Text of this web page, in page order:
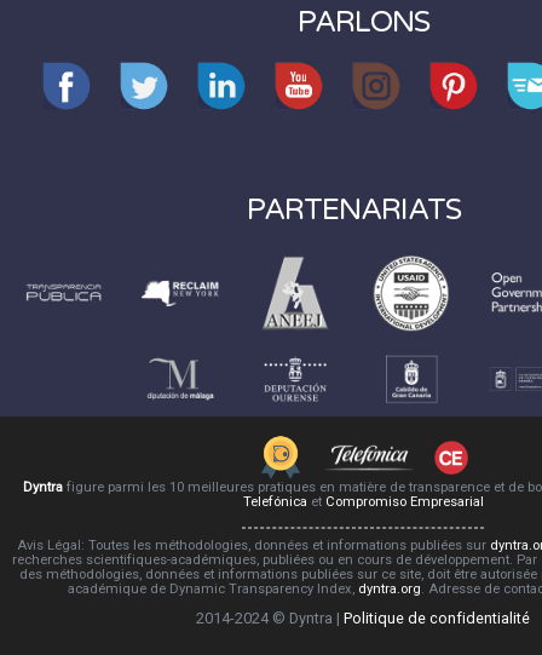
PARLONS
PARTENARIATS
Dyntra figure parmi les 10 meilleures pratiques en matière de transparence et de
Telefónica et Compromiso Empresarial
Avis Légal: Toutes les méthodologies, données et informations publiées sur
recherches scientifiques-académiques, publiées ou en cours de développement.
des méthodologies, données et informations publiées sur ce site, doit être
académique de Dynamic Transparency Index, dyntra.org. Adresse de
2014-2024 © Dyntra | Politique de confidentialité